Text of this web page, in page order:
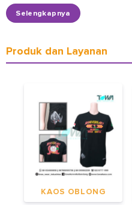
Selengkapnya
Produk dan Layanan
KAOS OBLONG